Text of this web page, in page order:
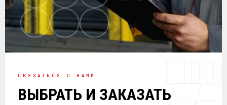
СВЯЗАТЬСЯ С НАМИ
ВЫБРАТЬ И ЗАКАЗАТЬ